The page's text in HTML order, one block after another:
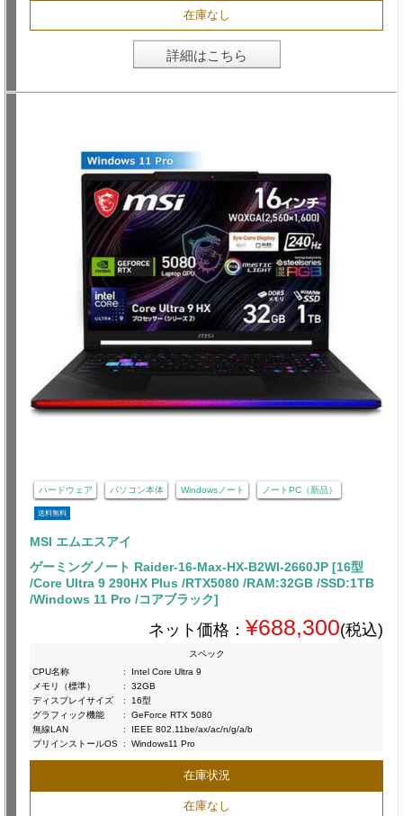
在庫なし
詳細はこちら
ハードウェア パソコン本体 Windowsノート ノートPC（新品）
送料無料
MSI エムエスアイ
ゲーミングノート Raider-16-Max-HX-B2WI-2660JP [16型
/Core Ultra 9 290HX Plus /RTX5080 /RAM:32GB /SSD:1TB
/Windows 11 Pro /コアブラック]
ネット価格： ¥688,300(税込)
スペック
CPU名称
:
Intel Core Ultra 9
メモリ（標準）
:
32GB
ディスプレイサイズ
:
16型
グラフィック機能
:
GeForce RTX 5080
無線LAN
:
IEEE 802.11be/ax/ac/n/g/a/b
プリインストールOS : Windows11 Pro
在庫状況
在庫なし